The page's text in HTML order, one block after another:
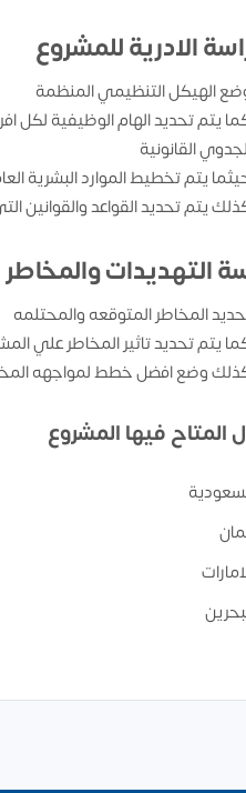
الادرية للمشروع
الهيكل التنظيمي المنظمة
يتم تحديد الهام الوظيفية لكل
القانونية
يتم تخطيط الموارد البشرية
يتم تحديد القواعد والقوانين
التهديدات والمخاطر
المخاطر المتوقعه والمحتلمه
يتم تحديد تاثير المخاطر علي
وضع افضل خطط لمواجهه
المتاح فيها المشروع